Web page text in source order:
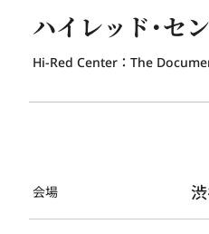
ハイレッド・セ
Hi-Red Center：The
会場